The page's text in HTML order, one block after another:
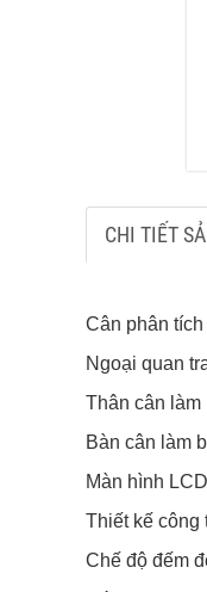
CHI TIẾT
Cân phân
Ngoại quan
Thân cân làm
Bàn cân làm
Màn hình
Thiết kế công
Chế độ đếm